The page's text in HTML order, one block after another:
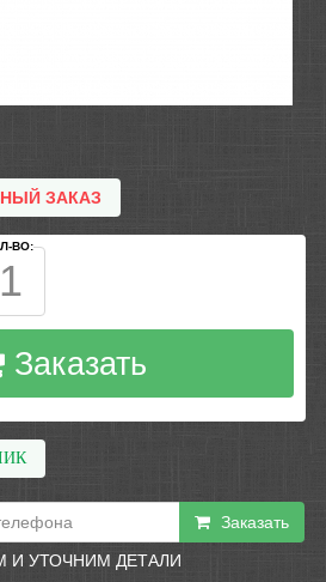
ЗАКАЗ
ВО:
Заказать
Заказать
И УТОЧНИМ ДЕТАЛИ